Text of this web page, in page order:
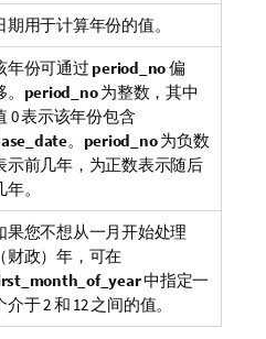
期用于计算年份的值。
年份可通过 period_no偏
period_no为整数，其中
0 表示该年份包含
。 period_no为负数
示前几年，为正数表示随后
年。
果您不想从一月开始处理
（财政）年，可在
中指定一
介于 2 和 12 之间的值。